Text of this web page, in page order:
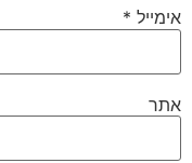
אימייל *
אתר